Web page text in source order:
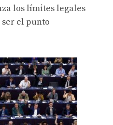
los límites legales
ser el punto